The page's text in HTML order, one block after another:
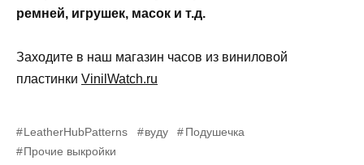
ремней, игрушек, масок и т.д.
Заходите в наш магазин часов из виниловой
пластинки VinilWatch.ru
LeatherHubPatterns вуду
Подушечка
Прочие выкройки